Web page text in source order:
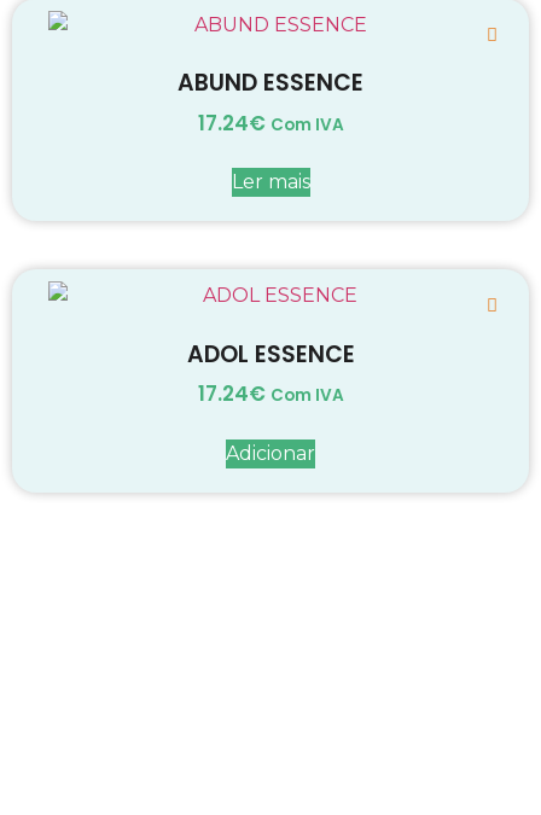
ABUND ESSENCE
17.24€ Com IVA
Ler mais
ADOL ESSENCE
17.24€ Com IVA
Adicionar